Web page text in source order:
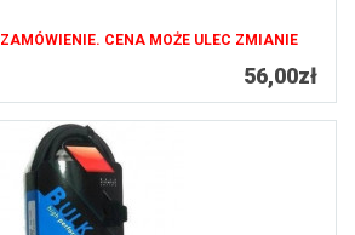
CENA MOŻE ULEC ZMIANIE
56,00zł